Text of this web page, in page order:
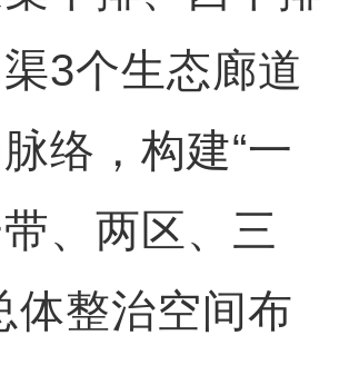
3个生态廊道
络，构建“一
、两区、三
体整治空间布